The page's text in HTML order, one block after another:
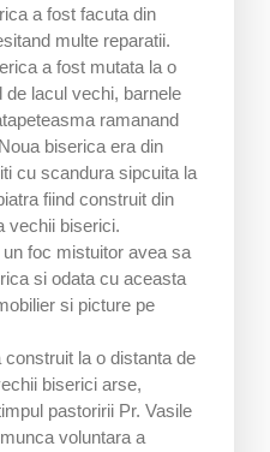
a fost facuta din
multe reparatii.
a fost mutata la o
lacul vechi, barnele
ramanand
biserica era din
cu scandura sipcuita la
fiind construit din
vechii biserici.
foc mistuitor avea sa
si odata cu aceasta
si picture pe
la o distanta de
biserici arse,
pastoririi Pr. Vasile
voluntara a